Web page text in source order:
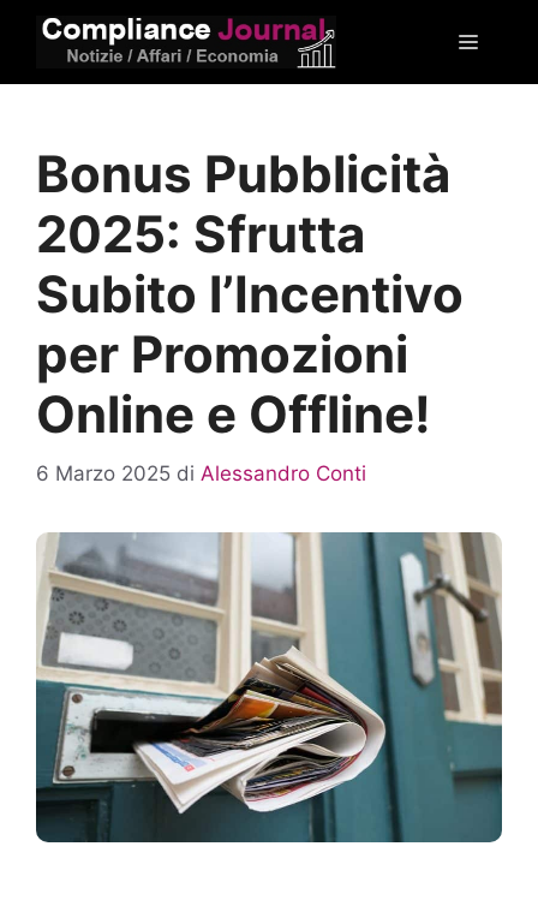
Menu
Bonus Pubblicità
2025: Sfrutta
Subito l’Incentivo
per Promozioni
Online e Offline!
6 Marzo 2025 di Alessandro Conti